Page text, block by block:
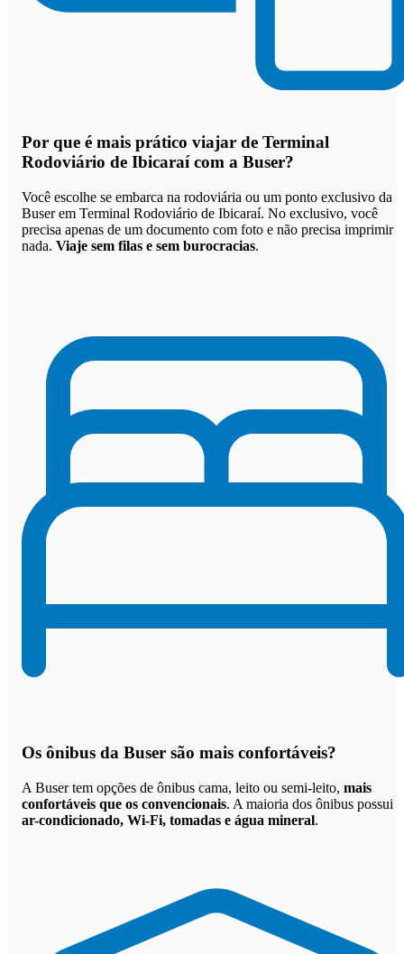
Por que é mais prático viajar de Terminal
Rodoviário de Ibicaraí com a Buser?
Você escolhe se embarca na rodoviária ou um ponto exclusivo da
Buser em Terminal Rodoviário de Ibicaraí. No exclusivo, você
precisa apenas de um documento com foto e não precisa imprimir
nada. Viaje sem filas e sem burocracias.
Os ônibus da Buser são mais confortáveis?
A Buser tem opções de ônibus cama, leito ou semi-leito, mais
confortáveis que os convencionais. A maioria dos ônibus possui
ar-condicionado, Wi-Fi, tomadas e água mineral.